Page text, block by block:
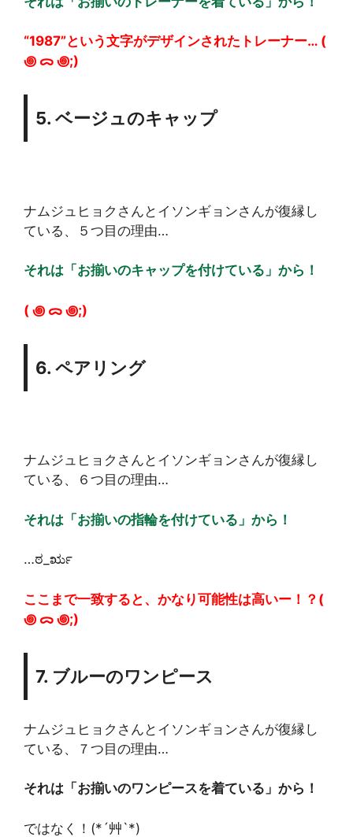
“1987”という文字がデザインされたトレーナー… (
꩜ ᯅ ꩜;)⁭ ⁭
5. ベージュのキャップ
ナムジュヒョクさんとイソンギョンさんが復縁し
ている、５つ目の理由…
それは「お揃いのキャップを付けている」から！
( ꩜ ᯅ ꩜;)⁭ ⁭
6. ペアリング
ナムジュヒョクさんとイソンギョンさんが復縁し
ている、６つ目の理由…
それは「お揃いの指輪を付けている」から！
…ಠ_ರೃ
ここまで一致すると、かなり可能性は高いー！？(
꩜ ᯅ ꩜;)⁭ ⁭
7. ブルーのワンピース
ナムジュヒョクさんとイソンギョンさんが復縁し
ている、７つ目の理由…
それは「お揃いのワンピースを着ている」から！
ではなく！(*´艸`*)